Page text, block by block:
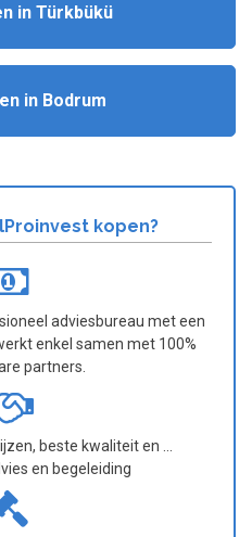
in Türkbükü
in Bodrum
kopen?
adviesbureau met een
enkel samen met 100%
partners.
beste kwaliteit en ...
en begeleiding